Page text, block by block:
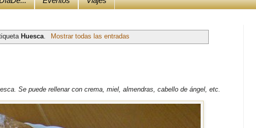
Huesca Mostrar todas las entradas
Se puede rellenar con crema, miel, almendras, cabello de ángel, etc.